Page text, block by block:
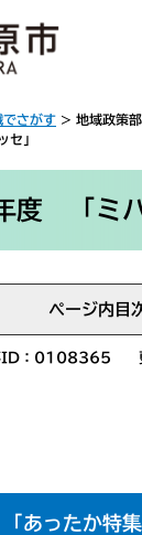
でさがす > 地域政策部
セ」
度 「ミハ
ページ内目
ID：0108365
あったか特